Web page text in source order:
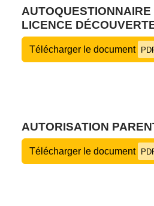
LICENCE
Télécharger le document
AUTORISATION
Télécharger le document